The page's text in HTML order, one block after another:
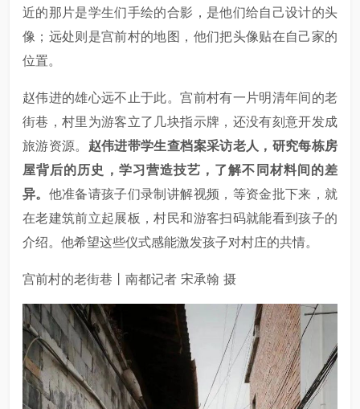
近的那片是学生们手绘的合影，是他们给自己设计的头
像；远处则是宫前村的地图，他们把头像贴在自己家的
位置。
赵伟进的雄心远不止于此。宫前村有一片明清年间的老
街巷，村里为游客立了几块指示牌，还没有刻意开发成
旅游资源。 赵伟进带学生查档案采访老人，研究每栋房
屋背后的历史，学习营造技艺，了解不同材料间的差
异。 他准备请孩子们录制讲解视频，等资金批下来，就
在老建筑前立起展板，村民和游客扫码就能看到孩子的
介绍。他希望这些仪式感能激发孩子对村庄的共情。
宫前村的老街巷丨南都记者 宋承翰 摄